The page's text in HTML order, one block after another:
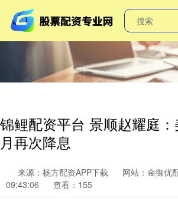
锦鲤配资平台 景顺赵耀庭
月再次降息
来源：杨方配资APP下载 网站：金御优
09:43:06
查看：155